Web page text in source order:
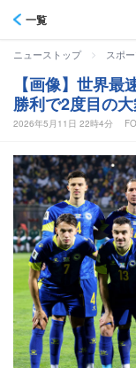
一覧
ニューストップ > スポ
【画像】世界
勝利で2度目の
2026年5月11日 22時4分